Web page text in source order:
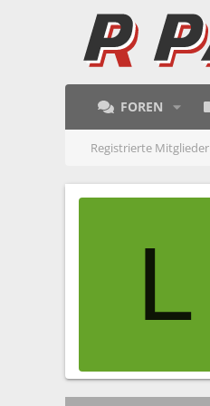
FOREN
Registrierte Mitglieder
L